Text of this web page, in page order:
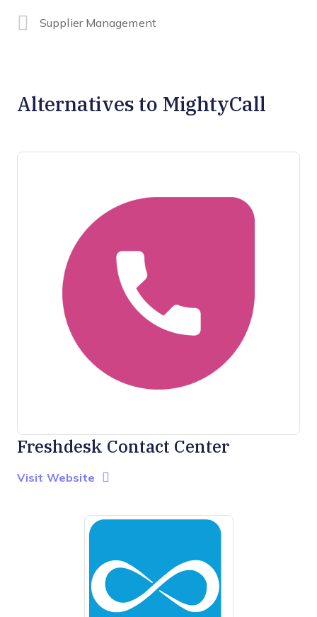
Supplier Management
Alternatives to MightyCall
Freshdesk Contact Center
Visit Website Opens New Window